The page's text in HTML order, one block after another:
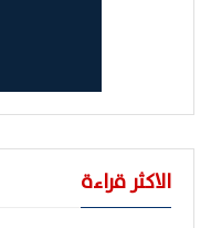
الاكثر قراءة